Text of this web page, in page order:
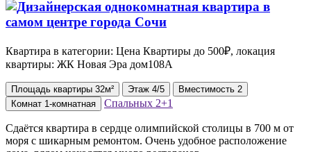
Квартира в категории: Цена Квартиры до 500₽, локация
квартиры: ЖК Новая Эра дом108А
Площадь квартиры 32м² Этаж 4/5 Вместимость 2
Комнат 1-комнатная Спальных 2+1
Сдаётся квартира в сердце олимпийской столицы в 700 м от
моря с шикарным ремонтом. Очень удобное расположение